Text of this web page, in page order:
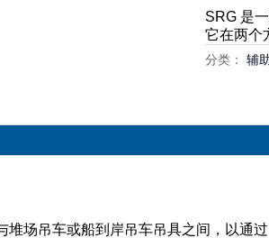
SRG 是
它在两个
分类： 辅
堆场吊车或船到岸吊车吊具之间，以通